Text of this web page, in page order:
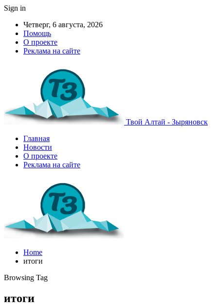
Sign in
Четверг, 6 августа, 2026
Помощь
О проекте
Реклама на сайте
Твой Алтай - Зыряновск
Главная
Новости
О проекте
Реклама на сайте
Home
итоги
Browsing Tag
итоги